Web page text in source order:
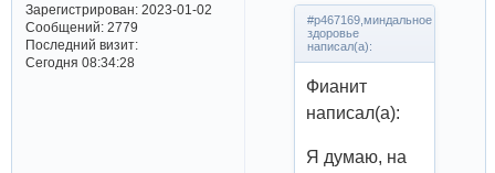
Зарегистрирован: 2023-01-02
Сообщений:2779
Последний визит:
Сегодня 08:34:28
#p467169,миндальное
здоровье
написал(а):
Фианит
написал(а):
Я думаю, на